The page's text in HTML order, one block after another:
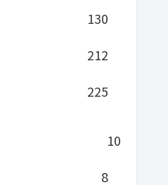
130
212
225
10
8